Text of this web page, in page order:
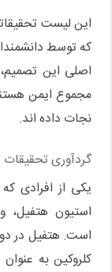
این لیست
که توسط
مجموع ایمن
نجات داده اند.
گردآوری
یکی از افرادی
استیون
است. هتفیل در